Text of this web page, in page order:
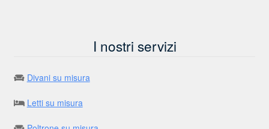
I nostri servizi
Divani su misura
Letti su misura